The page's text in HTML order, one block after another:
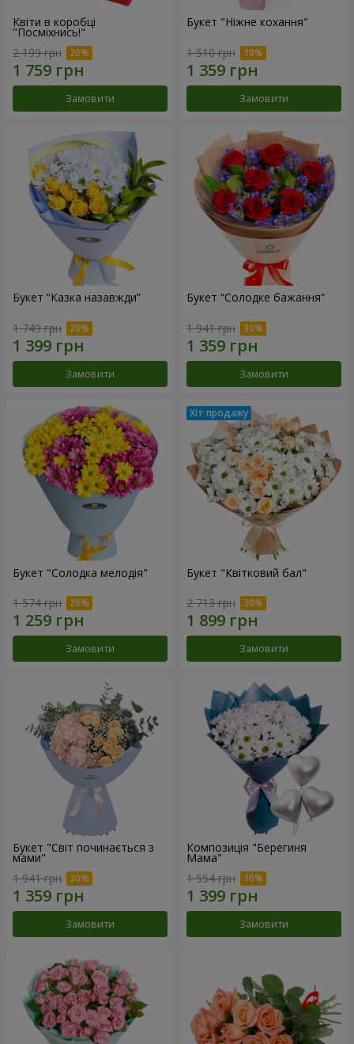
Квіти в коробці
"Посміхнись!"
2 199 грн
Замовити
Букет "Ніжне кохання"
1 510 грн
Замовити
Букет “Казка назавжди”
1 749 грн
Замовити
Букет “Солодке бажання”
1 941 грн
Замовити
Букет "Солодка мелодія"
1 574 грн
Замовити
Букет "Квітковий бал"
2 713 грн
Замовити
Букет "Світ починається з
мами"
1 941 грн
Замовити
Композиція "Берегиня
Мама"
1 554 грн
Замовити